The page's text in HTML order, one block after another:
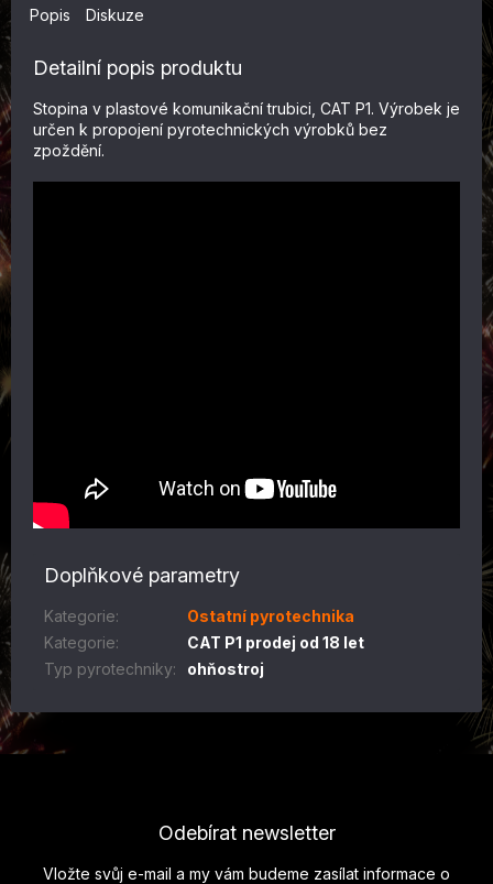
Popis Diskuze
Detailní popis produktu
Stopina v plastové komunikační trubici, CAT P1. Výrobek je
určen k propojení pyrotechnických výrobků bez
zpoždění.
Doplňkové parametry
Kategorie:
Ostatní pyrotechnika
Kategorie:
CAT P1 prodej od 18 let
Typ pyrotechniky: ohňostroj
Odebírat newsletter
Vložte svůj e-mail a my vám budeme zasílat informace o